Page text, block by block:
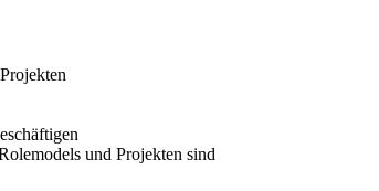
und Projekten sind